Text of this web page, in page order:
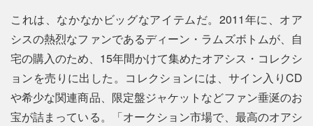
これは、なかなかビッグなアイテムだ。2011年に、オア
シスの熱烈なファンであるディーン・ラムズボトムが、自
宅の購入のため、15年間かけて集めたオアシス・コレクシ
ョンを売りに出した。コレクションには、サイン入りCD
や希少な関連商品、限定盤ジャケットなどファン垂涎のお
宝が詰まっている。「オークション市場で、最高のオアシ